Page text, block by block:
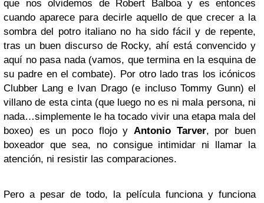
que nos olvidemos de Robert Balboa y es entonces
cuando aparece para decirle aquello de que crecer a la
sombra del potro italiano no ha sido fácil y de repente,
tras un buen discurso de Rocky, ahí está convencido y
aquí no pasa nada (vamos, que termina en la esquina de
su padre en el combate). Por otro lado tras los icónicos
Clubber Lang e Ivan Drago (e incluso Tommy Gunn) el
villano de esta cinta (que luego no es ni mala persona, ni
nada…simplemente le ha tocado vivir una etapa mala del
boxeo) es un poco flojo y Antonio Tarver, por buen
boxeador que sea, no consigue intimidar ni llamar la
atención, ni resistir las comparaciones.
Pero a pesar de todo, la película funciona y funciona